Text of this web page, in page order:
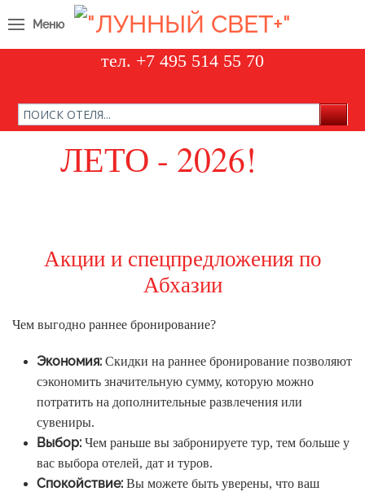
Меню
тел. +7 495 514 55 70
ЛЕТО - 2026!
Акции и спецпредложения по
Абхазии
Чем выгодно раннее бронирование?
Экономия: Скидки на раннее бронирование позволяют
сэкономить значительную сумму, которую можно
потратить на дополнительные развлечения или
сувениры.
Выбор: Чем раньше вы забронируете тур, тем больше у
вас выбора отелей, дат и туров.
Спокойствие: Вы можете быть уверены, что ваш